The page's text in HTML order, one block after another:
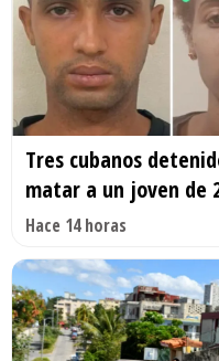
Tres cubanos
matar a un joven de
Hace 14 horas